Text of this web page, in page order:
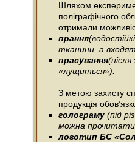
Шляхом
поліграфічного
отримали
прання
тканини, а
прасування
«лущиться»).
З метою захисту
продукція
голограму(під
можна
логотип БС